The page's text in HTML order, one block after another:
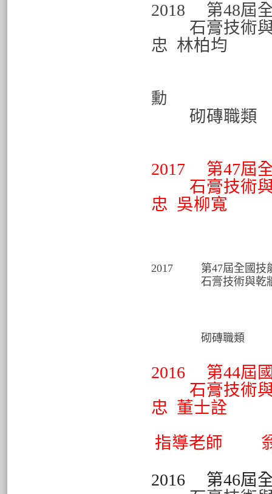
2018 第48屆
石膏技術
忠 林柏均
勳
砌磚職
2017 第47屆
石膏技術
忠 吳柳寬
2017
第47屆全國技
石膏技術與乾
砌磚職類
2016 第44屆
石膏技術
忠 董士詮
指導老師 翁
2016 第46屆